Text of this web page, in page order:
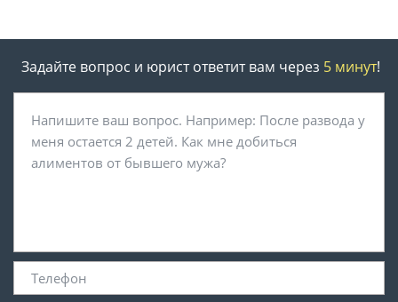
Задайте вопрос и юрист ответит вам через 5 минут!